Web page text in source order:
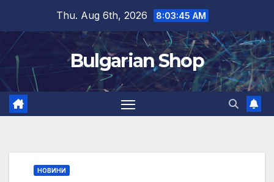
content
Thu. Aug 6th, 2026 8:03:45 AM
Bulgarian Shop
НОВИНИ